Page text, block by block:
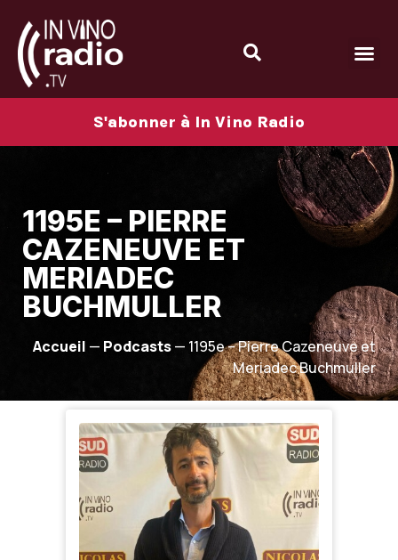
S'abonner à In Vino Radio
1195E – PIERRE
CAZENEUVE ET
MERIADEC
BUCHMULLER
Accueil — Podcasts— 1195e – Pierre Cazeneuve et
Meriadec Buchmuller